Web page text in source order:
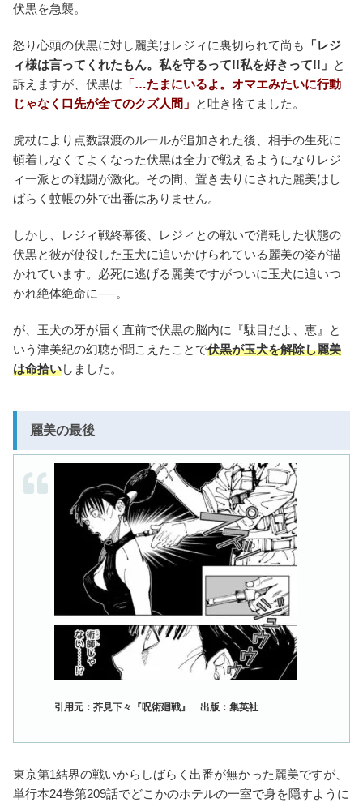
伏黒を急襲。
怒り心頭の伏黒に対し麗美はレジィに裏切られて尚も
「レジ
ィ様は言ってくれたもん。私を守るって!!私を好きって!!」 と
訴えますが、伏黒は 「…たまにいるよ。オマエみたいに行動
じゃなく口先が全てのクズ人間」 と吐き捨てました。
虎杖により点数譲渡のルールが追加された後、相手の生死に
頓着しなくてよくなった伏黒は全力で戦えるようになりレジ
ィ一派との戦闘が激化。その間、置き去りにされた麗美はし
ばらく蚊帳の外で出番はありません。
しかし、レジィ戦終幕後、レジィとの戦いで消耗した状態の
伏黒と彼が使役した玉犬に追いかけられている麗美の姿が描
かれています。必死に逃げる麗美ですがついに玉犬に追いつ
かれ絶体絶命に──。
が、玉犬の牙が届く直前で伏黒の脳内に『駄目だよ、恵』と
いう津美紀の幻聴が聞こえたことで伏黒が玉犬を解除し麗美
は命拾いしました。
麗美の最後
引用元：芥見下々『呪術廻戦』 出版：集英社
東京第1結界の戦いからしばらく出番が無かった麗美ですが、
単行本24巻第209話でどこかのホテルの一室で身を隠すように